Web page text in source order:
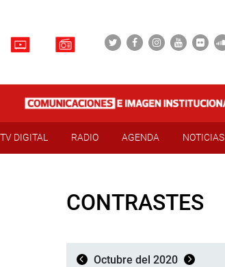
TV DIGITAL RADIO AGENDA NOTICIAS
CONTRASTES
Octubre del 2020